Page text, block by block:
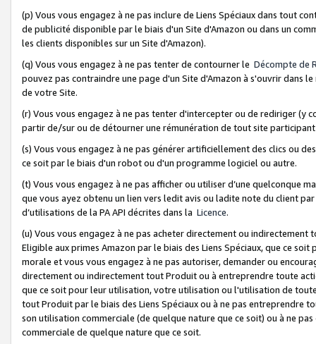
(p) Vous vous engagez à ne pas inclure de Liens Spéciaux dans tout
de publicité disponible par le biais d'un Site d'Amazon ou dans un
les clients disponibles sur un Site d'Amazon).
(q) Vous vous engagez à ne pas tenter de contourner le Décompte de
pouvez pas contraindre une page d'un Site d'Amazon à s'ouvrir dans
de votre Site.
(r) Vous vous engagez à ne pas tenter d'intercepter ou de rediriger
partir de/sur ou de détourner une rémunération de tout site
(s) Vous vous engagez à ne pas générer artificiellement des clics ou
ce soit par le biais d'un robot ou d'un programme logiciel ou autre.
(t) Vous vous engagez à ne pas afficher ou utiliser d’une quelconque
que vous ayez obtenu un lien vers ledit avis ou ladite note du client
d’utilisations de la PA API décrites dans la Licence.
(u) Vous vous engagez à ne pas acheter directement ou
Eligible aux primes Amazon par le biais des Liens Spéciaux, que ce
morale et vous vous engagez à ne pas autoriser, demander ou
directement ou indirectement tout Produit ou à entreprendre toute
que ce soit pour leur utilisation, votre utilisation ou l'utilisation de
tout Produit par le biais des Liens Spéciaux ou à ne pas entreprendre
son utilisation commerciale (de quelque nature que ce soit) ou à ne
commerciale de quelque nature que ce soit.